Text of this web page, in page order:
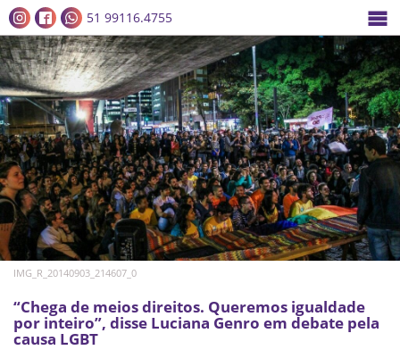
51 99116.4755
IMG_R_20140903_214607_0
“Chega de meios direitos. Queremos igualdade
por inteiro”, disse Luciana Genro em debate pela
causa LGBT